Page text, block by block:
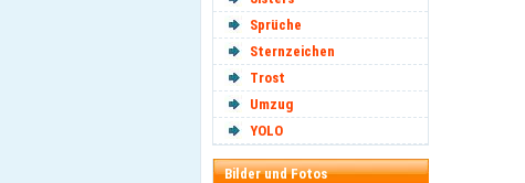
Sprüche
Sternzeichen
Trost
Umzug
YOLO
Bilder und Fotos